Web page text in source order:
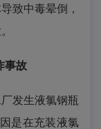
致中毒晕倒，
事故
发生液氯钢瓶
是在充装液氯